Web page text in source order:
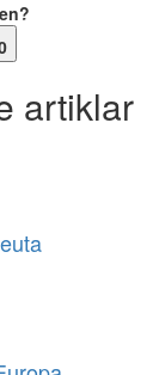
artiklar